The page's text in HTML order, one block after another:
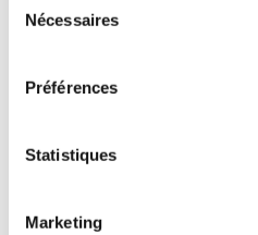
Nécessaires
Préférences
Statistiques
Marketing
ASSURANCE
Franchise :1000 €